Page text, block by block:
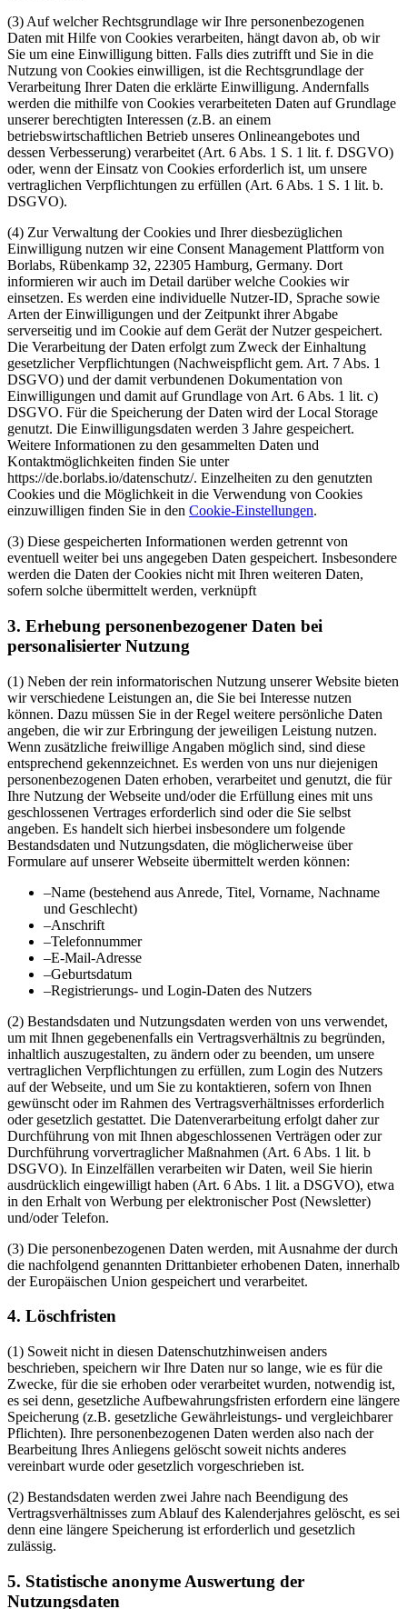
(3) Auf welcher Rechtsgrundlage wir Ihre personenbezogenen
Daten mit Hilfe von Cookies verarbeiten, hängt davon ab, ob wir
Sie um eine Einwilligung bitten. Falls dies zutrifft und Sie in die
Nutzung von Cookies einwilligen, ist die Rechtsgrundlage der
Verarbeitung Ihrer Daten die erklärte Einwilligung. Andernfalls
werden die mithilfe von Cookies verarbeiteten Daten auf Grundlage
unserer berechtigten Interessen (z.B. an einem
betriebswirtschaftlichen Betrieb unseres Onlineangebotes und
dessen Verbesserung) verarbeitet (Art. 6 Abs. 1 S. 1 lit. f. DSGVO)
oder, wenn der Einsatz von Cookies erforderlich ist, um unsere
vertraglichen Verpflichtungen zu erfüllen (Art. 6 Abs. 1 S. 1 lit. b.
DSGVO).
(4) Zur Verwaltung der Cookies und Ihrer diesbezüglichen
Einwilligung nutzen wir eine Consent Management Plattform von
Borlabs, Rübenkamp 32, 22305 Hamburg, Germany. Dort
informieren wir auch im Detail darüber welche Cookies wir
einsetzen. Es werden eine individuelle Nutzer-ID, Sprache sowie
Arten der Einwilligungen und der Zeitpunkt ihrer Abgabe
serverseitig und im Cookie auf dem Gerät der Nutzer gespeichert.
Die Verarbeitung der Daten erfolgt zum Zweck der Einhaltung
gesetzlicher Verpflichtungen (Nachweispflicht gem. Art. 7 Abs. 1
DSGVO) und der damit verbundenen Dokumentation von
Einwilligungen und damit auf Grundlage von Art. 6 Abs. 1 lit. c)
DSGVO. Für die Speicherung der Daten wird der Local Storage
genutzt. Die Einwilligungsdaten werden 3 Jahre gespeichert.
Weitere Informationen zu den gesammelten Daten und
Kontaktmöglichkeiten finden Sie unter
https://de.borlabs.io/datenschutz/. Einzelheiten zu den genutzten
Cookies und die Möglichkeit in die Verwendung von Cookies
einzuwilligen finden Sie in den Cookie-Einstellungen.
(3) Diese gespeicherten Informationen werden getrennt von
eventuell weiter bei uns angegeben Daten gespeichert. Insbesondere
werden die Daten der Cookies nicht mit Ihren weiteren Daten,
sofern solche übermittelt werden, verknüpft
3. Erhebung personenbezogener Daten bei
personalisierter Nutzung
(1) Neben der rein informatorischen Nutzung unserer Website bieten
wir verschiedene Leistungen an, die Sie bei Interesse nutzen
können. Dazu müssen Sie in der Regel weitere persönliche Daten
angeben, die wir zur Erbringung der jeweiligen Leistung nutzen.
Wenn zusätzliche freiwillige Angaben möglich sind, sind diese
entsprechend gekennzeichnet. Es werden von uns nur diejenigen
personenbezogenen Daten erhoben, verarbeitet und genutzt, die für
Ihre Nutzung der Webseite und/oder die Erfüllung eines mit uns
geschlossenen Vertrages erforderlich sind oder die Sie selbst
angeben. Es handelt sich hierbei insbesondere um folgende
Bestandsdaten und Nutzungsdaten, die möglicherweise über
Formulare auf unserer Webseite übermittelt werden können:
–Name (bestehend aus Anrede, Titel, Vorname, Nachname
und Geschlecht)
–Anschrift
–Telefonnummer
–E-Mail-Adresse
–Geburtsdatum
–Registrierungs- und Login-Daten des Nutzers
(2) Bestandsdaten und Nutzungsdaten werden von uns verwendet,
um mit Ihnen gegebenenfalls ein Vertragsverhältnis zu begründen,
inhaltlich auszugestalten, zu ändern oder zu beenden, um unsere
vertraglichen Verpflichtungen zu erfüllen, zum Login des Nutzers
auf der Webseite, und um Sie zu kontaktieren, sofern von Ihnen
gewünscht oder im Rahmen des Vertragsverhältnisses erforderlich
oder gesetzlich gestattet. Die Datenverarbeitung erfolgt daher zur
Durchführung von mit Ihnen abgeschlossenen Verträgen oder zur
Durchführung vorvertraglicher Maßnahmen (Art. 6 Abs. 1 lit. b
DSGVO). In Einzelfällen verarbeiten wir Daten, weil Sie hierin
ausdrücklich eingewilligt haben (Art. 6 Abs. 1 lit. a DSGVO), etwa
in den Erhalt von Werbung per elektronischer Post (Newsletter)
und/oder Telefon.
(3) Die personenbezogenen Daten werden, mit Ausnahme der durch
die nachfolgend genannten Drittanbieter erhobenen Daten, innerhalb
der Europäischen Union gespeichert und verarbeitet.
4. Löschfristen
(1) Soweit nicht in diesen Datenschutzhinweisen anders
beschrieben, speichern wir Ihre Daten nur so lange, wie es für die
Zwecke, für die sie erhoben oder verarbeitet wurden, notwendig ist,
es sei denn, gesetzliche Aufbewahrungsfristen erfordern eine längere
Speicherung (z.B. gesetzliche Gewährleistungs- und vergleichbarer
Pflichten). Ihre personenbezogenen Daten werden also nach der
Bearbeitung Ihres Anliegens gelöscht soweit nichts anderes
vereinbart wurde oder gesetzlich vorgeschrieben ist.
(2) Bestandsdaten werden zwei Jahre nach Beendigung des
Vertragsverhältnisses zum Ablauf des Kalenderjahres gelöscht, es sei
denn eine längere Speicherung ist erforderlich und gesetzlich
zulässig.
5. Statistische anonyme Auswertung der
Nutzungsdaten